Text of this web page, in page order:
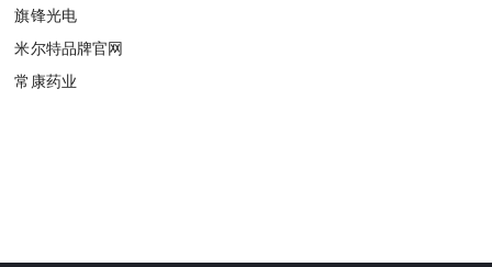
旗锋光电
米尔特品牌官网
常康药业